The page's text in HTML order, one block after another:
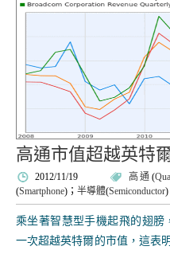
高通市值超越英特
2012/11/19 高通 (
(Smartphone)； 半導體(Semiconductor)
乘坐著智慧型手機起飛的翅膀
一次超越英特爾的市值，這表